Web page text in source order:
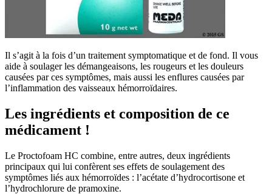
Il s’agit à la fois d’un traitement symptomatique et de fond. Il vous
aide à soulager les démangeaisons, les rougeurs et les douleurs
causées par ces symptômes, mais aussi les enflures causées par
l’inflammation des vaisseaux hémorroïdaires.
Les ingrédients et composition de ce
médicament !
Le Proctofoam HC combine, entre autres, deux ingrédients
principaux qui lui confèrent ses effets de soulagement des
symptômes liés aux hémorroïdes : l’acétate d’hydrocortisone et
l’hydrochlorure de pramoxine.